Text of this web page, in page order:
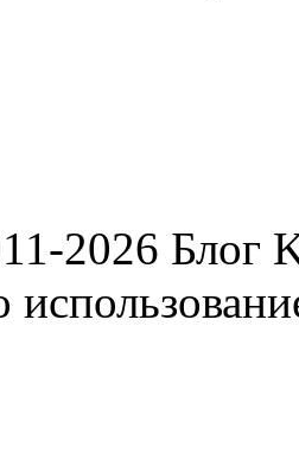
2026 Блог